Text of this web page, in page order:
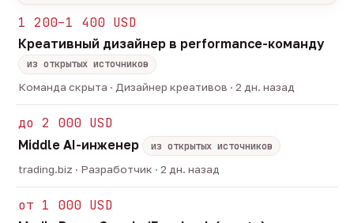
1 200–1 400 USD
Креативный дизайнер в performance-команду
из открытых источников
Команда скрыта · Дизайнер креативов · 2 дн. назад
до 2 000 USD
Middle AI-инженер
из открытых источников
trading.biz · Разработчик · 2 дн. назад
от 1 000 USD